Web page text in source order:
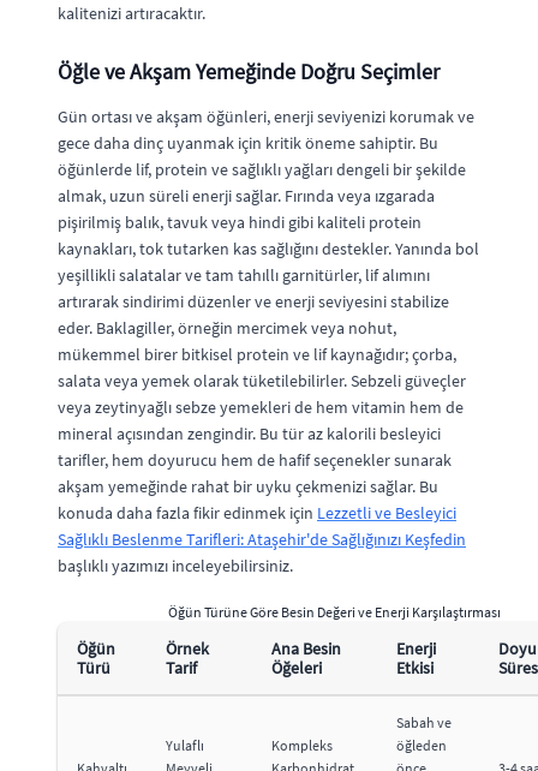
kalitenizi artıracaktır.
Öğle ve Akşam Yemeğinde Doğru Seçimler
Gün ortası ve akşam öğünleri, enerji seviyenizi korumak ve
gece daha dinç uyanmak için kritik öneme sahiptir. Bu
öğünlerde lif, protein ve sağlıklı yağları dengeli bir şekilde
almak, uzun süreli enerji sağlar. Fırında veya ızgarada
pişirilmiş balık, tavuk veya hindi gibi kaliteli protein
kaynakları, tok tutarken kas sağlığını destekler. Yanında bol
yeşillikli salatalar ve tam tahıllı garnitürler, lif alımını
artırarak sindirimi düzenler ve enerji seviyesini stabilize
eder. Baklagiller, örneğin mercimek veya nohut,
mükemmel birer bitkisel protein ve lif kaynağıdır; çorba,
salata veya yemek olarak tüketilebilirler. Sebzeli güveçler
veya zeytinyağlı sebze yemekleri de hem vitamin hem de
mineral açısından zengindir. Bu tür az kalorili besleyici
tarifler, hem doyurucu hem de hafif seçenekler sunarak
akşam yemeğinde rahat bir uyku çekmenizi sağlar. Bu
konuda daha fazla fikir edinmek için Lezzetli ve Besleyici
Sağlıklı Beslenme Tarifleri: Ataşehir'de Sağlığınızı Keşfedin
başlıklı yazımızı inceleyebilirsiniz.
Öğün Türüne Göre Besin Değeri ve Enerji Karşılaştırması
Öğün
Türü
Örnek
Tarif
Ana Besin
Öğeleri
Enerji
Etkisi
Yulaflı
Kompleks
Sabah ve
öğleden